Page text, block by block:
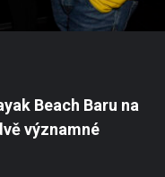
Beach Baru na
významné